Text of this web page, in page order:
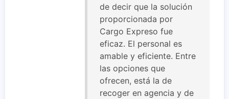
de decir que la solución
proporcionada por
Cargo Expreso fue
eficaz. El personal es
amable y eficiente. Entre
las opciones que
ofrecen, está la de
recoger en agencia y de